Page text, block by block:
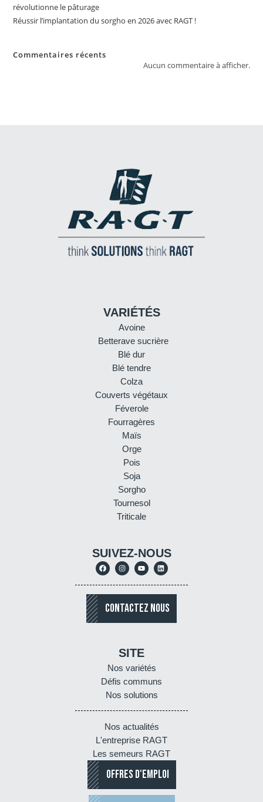
révolutionne le pâturage
Réussir l’implantation du sorgho en 2026 avec RAGT !
Commentaires récents
Aucun commentaire à afficher.
VARIÉTÉS
Avoine
Betterave sucrière
Blé dur
Blé tendre
Colza
Couverts végétaux
Féverole
Fourragères
Maïs
Orge
Pois
Soja
Sorgho
Tournesol
Triticale
SUIVEZ-NOUS
CONTACTEZ NOUS
SITE
Nos variétés
Défis communs
Nos solutions
Nos actualités
L'entreprise RAGT
Les semeurs RAGT
OFFRES D'EMPLOI